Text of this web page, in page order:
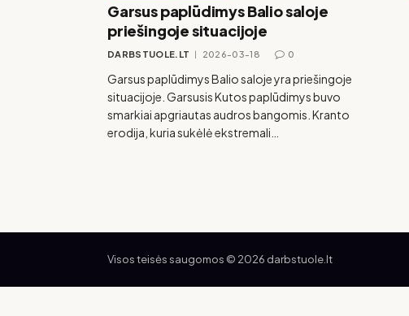
Garsus paplūdimys Balio saloje
priešingoje situacijoje
DARBSTUOLE.LT 2026-03-18 0
Garsus paplūdimys Balio saloje yra priešingoje
situacijoje. Garsusis Kutos paplūdimys buvo
smarkiai apgriautas audros bangomis. Kranto
erodija, kuria sukėlė ekstremali…
Visos teisės saugomos © 2026 darbstuole.lt